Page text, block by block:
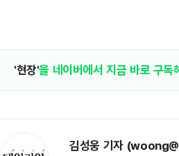
'현장'을 네이버에서 지금 바로 구독
김성웅 기자